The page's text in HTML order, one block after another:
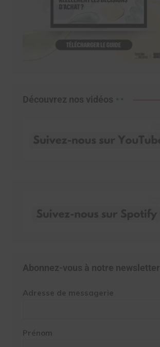
Découvrez nos vidéos
Abonnez-vous à notre newsletter
Adresse de messagerie
Prénom